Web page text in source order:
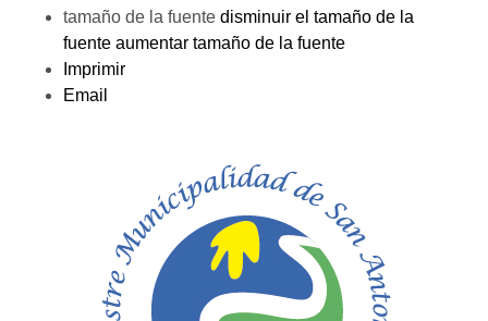
tamaño de la fuente disminuir el tamaño de la
fuente aumentar tamaño de la fuente
Imprimir
Email